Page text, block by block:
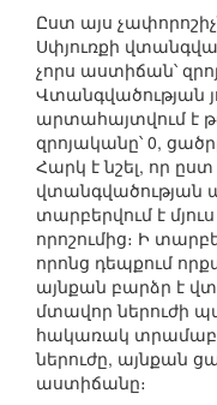
Ըստ այս
Սփյուռքի
չորս աստիճան՝
Վտանգվածության
արտահայտվում է
զրոյականը՝ 0,
Հարկ է նշել, որ
վտանգվածության
տարբերվում է
որոշումից։ Ի
որոնց դեպքում
այնքան բարձր է
մտավոր ներուժի
հակառակ
ներուժը, այնքան
աստիճանը։